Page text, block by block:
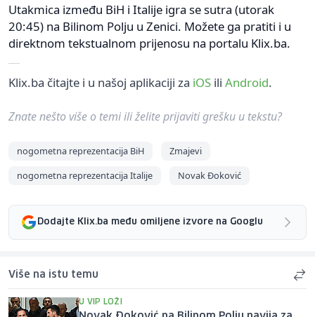
Utakmica između BiH i Italije igra se sutra (utorak
20:45) na Bilinom Polju u Zenici. Možete ga pratiti i u
direktnom tekstualnom prijenosu na portalu Klix.ba.
Klix.ba čitajte i u našoj aplikaciji za iOS ili Android.
Znate nešto više o temi ili želite prijaviti grešku u tekstu?
nogometna reprezentacija BiH
Zmajevi
nogometna reprezentacija Italije
Novak Đoković
Dodajte Klix.ba među omiljene izvore na Googlu
Više na istu temu
U VIP LOŽI